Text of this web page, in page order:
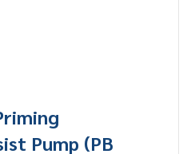
Pump (PB